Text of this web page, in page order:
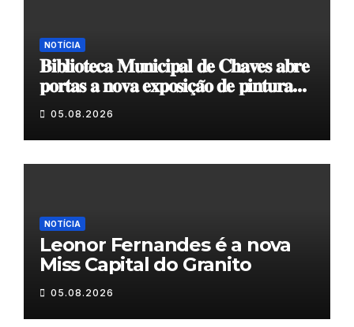
NOTÍCIA
𝐁𝐢𝐛𝐥𝐢𝐨𝐭𝐞𝐜𝐚 𝐌𝐮𝐧𝐢𝐜𝐢𝐩𝐚𝐥 𝐝𝐞 𝐂𝐡𝐚𝐯𝐞𝐬 𝐚𝐛𝐫𝐞
𝐩𝐨𝐫𝐭𝐚𝐬 𝐚 𝐧𝐨𝐯𝐚 𝐞𝐱𝐩𝐨𝐬𝐢𝐜̧𝐚̃𝐨 𝐝𝐞 𝐩𝐢𝐧𝐭𝐮𝐫𝐚
𝐝𝐮𝐫𝐚𝐧𝐭𝐞 𝐨 𝐦𝐞̂𝐬 𝐝𝐞 𝐚𝐠𝐨𝐬𝐭𝐨
05.08.2026
NOTÍCIA
Leonor Fernandes é a nova
Miss Capital do Granito
05.08.2026